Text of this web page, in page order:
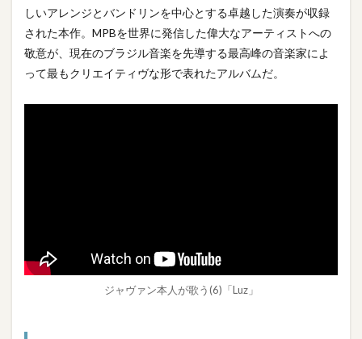
しいアレンジとバンドリンを中心とする卓越した演奏が収録
された本作。MPBを世界に発信した偉大なアーティストへの
敬意が、現在のブラジル音楽を先導する最高峰の音楽家によ
って最もクリエイティヴな形で表れたアルバムだ。
ジャヴァン本人が歌う(6)「Luz」